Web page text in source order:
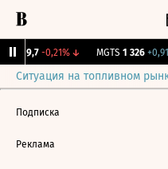
9,7 -0,21%↓ MGTS 1 326
Ситуация на топливном
Подписка
Реклама